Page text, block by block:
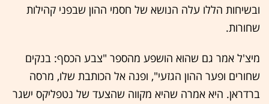
ובשיחות הללו עלה הנושא של חסמי ההון שבפני קהילות
שחורות.
מיצ'ל אמר גם שהוא הושפע מהספר "צבע הכסף: בנקים
שחורים ופער ההון הגזעי", ופנה אל הכותבת שלו, מרסה
ברדראן. היא אמרה שהיא מקווה שהצעד של נטפליקס ישגר